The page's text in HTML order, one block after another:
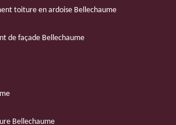
toiture en ardoise Bellechaume
de façade Bellechaume
Bellechaume